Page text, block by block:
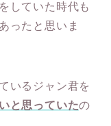
していた時代も
ったと思いま
いるジャン君を
と思っていたの